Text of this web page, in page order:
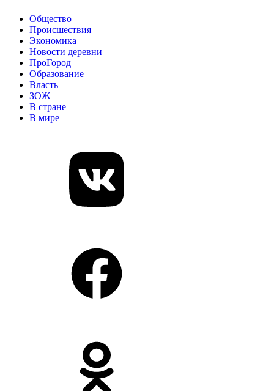
Общество
Происшествия
Экономика
Новости деревни
ПроГород
Образование
Власть
ЗОЖ
В стране
В мире